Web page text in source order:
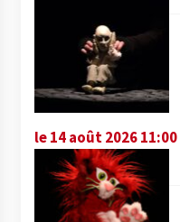
le 14 août 2026 11:00